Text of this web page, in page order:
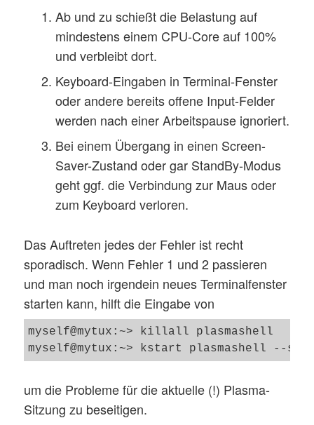
Ab und zu schießt die Belastung auf
mindestens einem CPU-Core auf 100%
und verbleibt dort.
Keyboard-Eingaben in Terminal-Fenster
oder andere bereits offene Input-Felder
werden nach einer Arbeitspause ignoriert.
Bei einem Übergang in einen Screen-
Saver-Zustand oder gar StandBy-Modus
geht ggf. die Verbindung zur Maus oder
zum Keyboard verloren.
Das Auftreten jedes der Fehler ist recht
sporadisch. Wenn Fehler 1 und 2 passieren
und man noch irgendein neues Terminalfenster
starten kann, hilft die Eingabe von
myself@mytux:~> killall plasmashell
um die Probleme für die aktuelle (!) Plasma-
Sitzung zu beseitigen.